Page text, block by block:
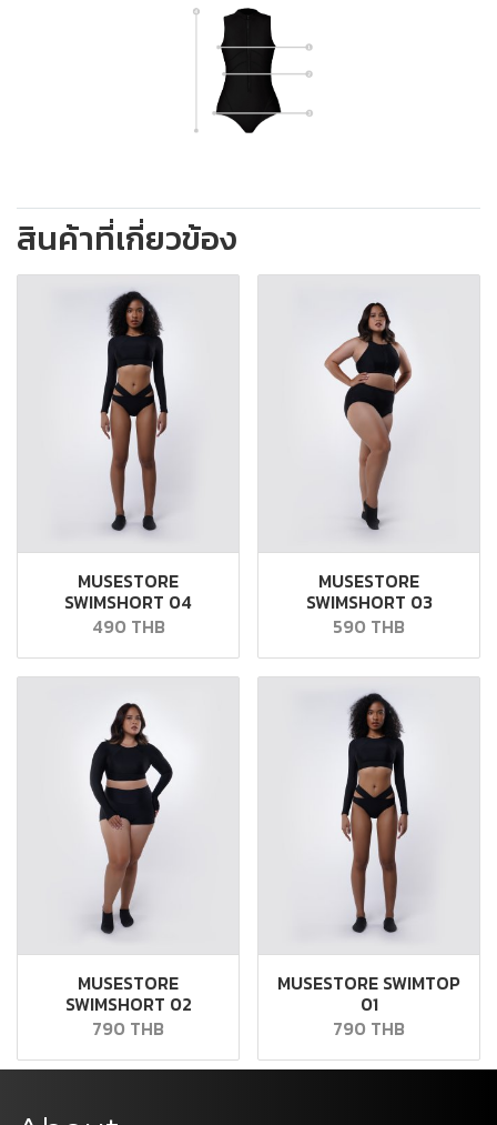
สินค้าที่เกี่ยวข้อง
MUSESTORE
SWIMSHORT 04
490 THB
MUSESTORE
SWIMSHORT 03
590 THB
MUSESTORE
SWIMSHORT 02
790 THB
MUSESTORE SWIMTOP
01
790 THB